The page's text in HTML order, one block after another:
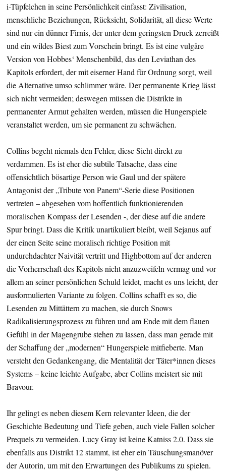
i-Tüpfelchen in seine Persönlichkeit einfasst: Zivilisation,
menschliche Beziehungen, Rücksicht, Solidarität, all diese Werte
sind nur ein dünner Firnis, der unter dem geringsten Druck zerreißt
und ein wildes Biest zum Vorschein bringt. Es ist eine vulgäre
Version von Hobbes‘ Menschenbild, das den Leviathan des
Kapitols erfordert, der mit eiserner Hand für Ordnung sorgt, weil
die Alternative umso schlimmer wäre. Der permanente Krieg lässt
sich nicht vermeiden; deswegen müssen die Distrikte in
permanenter Armut gehalten werden, müssen die Hungerspiele
veranstaltet werden, um sie permanent zu schwächen.
Collins begeht niemals den Fehler, diese Sicht direkt zu
verdammen. Es ist eher die subtile Tatsache, dass eine
offensichtlich bösartige Person wie Gaul und der spätere
Antagonist der „Tribute von Panem“-Serie diese Positionen
vertreten – abgesehen vom hoffentlich funktionierenden
moralischen Kompass der Lesenden -, der diese auf die andere
Spur bringt. Dass die Kritik unartikuliert bleibt, weil Sejanus auf
der einen Seite seine moralisch richtige Position mit
undurchdachter Naivität vertritt und Highbottom auf der anderen
die Vorherrschaft des Kapitols nicht anzuzweifeln vermag und vor
allem an seiner persönlichen Schuld leidet, macht es uns leicht, der
ausformulierten Variante zu folgen. Collins schafft es so, die
Lesenden zu Mittättern zu machen, sie durch Snows
Radikalisierungsprozess zu führen und am Ende mit dem flauen
Gefühl in der Magengrube stehen zu lassen, dass man gerade mit
der Schaffung der „modernen“ Hungerspiele mitfieberte. Man
versteht den Gedankengang, die Mentalität der Täter*innen dieses
Systems – keine leichte Aufgabe, aber Collins meistert sie mit
Bravour.
Ihr gelingt es neben diesem Kern relevanter Ideen, die der
Geschichte Bedeutung und Tiefe geben, auch viele Fallen solcher
Prequels zu vermeiden. Lucy Gray ist keine Katniss 2.0. Dass sie
ebenfalls aus Distrikt 12 stammt, ist eher ein Täuschungsmanöver
der Autorin, um mit den Erwartungen des Publikums zu spielen.